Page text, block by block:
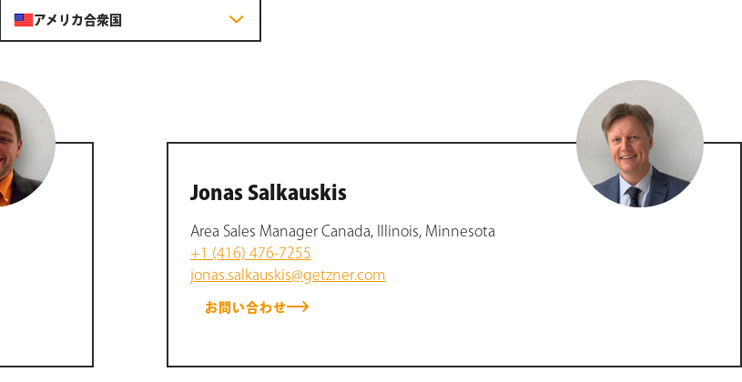
アメリカ合衆国
Jonas Salkauskis
Area Sales Manager Canada, Illinois, Minnesota
+1 (416) 476-7255
jonas.salkauskis@getzner.com
お問い合わせ